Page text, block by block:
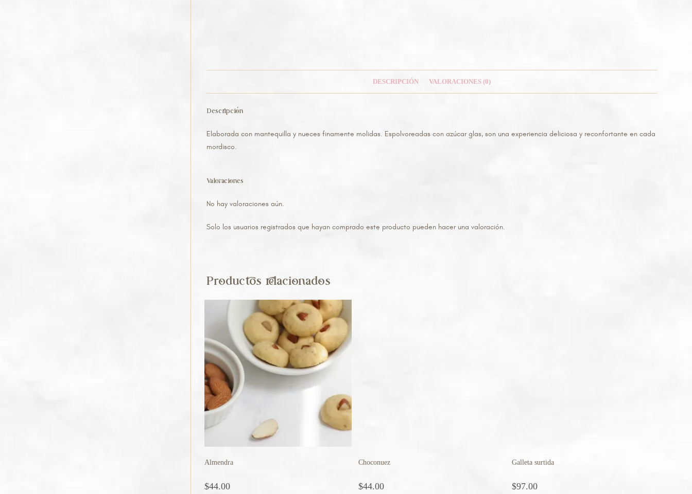
DESCRIPCIÓN VALORACIONES (0)
Descripción
Elaborada con mantequilla y nueces finamente molidas. Espolvoreadas con azúcar glas, son una experiencia deliciosa y reconfortante en cada
mordisco.
Valoraciones
No hay valoraciones aún.
Solo los usuarios registrados que hayan comprado este producto pueden hacer una valoración.
Productos relacionados
Almendra
$44.00
Choconuez
$44.00
Galleta surtida
$97.00